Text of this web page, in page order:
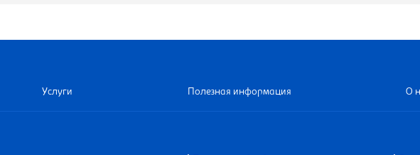
Услуги Полезная информация О